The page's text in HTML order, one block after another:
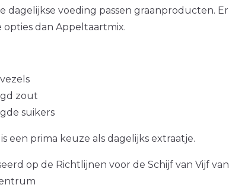
dagelijkse voeding passen graanproducten. Er
opties dan Appeltaartmix.
zout
suikers
een prima keuze als dagelijks extraatje.
op de Richtlijnen voor de Schijf van Vijf van